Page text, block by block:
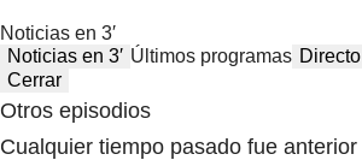
Noticias en 3′
Noticias en 3′ Últimos programas Directo
Cerrar
Otros episodios
Cualquier tiempo pasado fue anterior